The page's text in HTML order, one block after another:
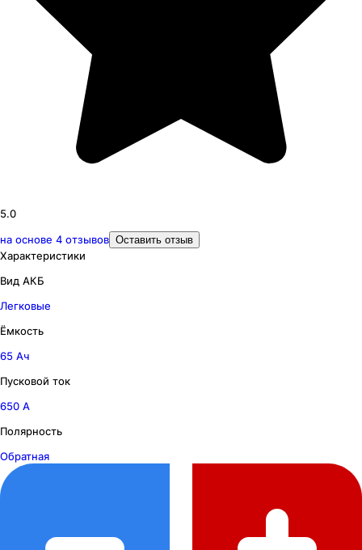
5.0
на основе 4 отзывов Оставить отзыв
Характеристики
Вид АКБ
Легковые
Ёмкость
65 Ач
Пусковой ток
650 А
Полярность
Обратная